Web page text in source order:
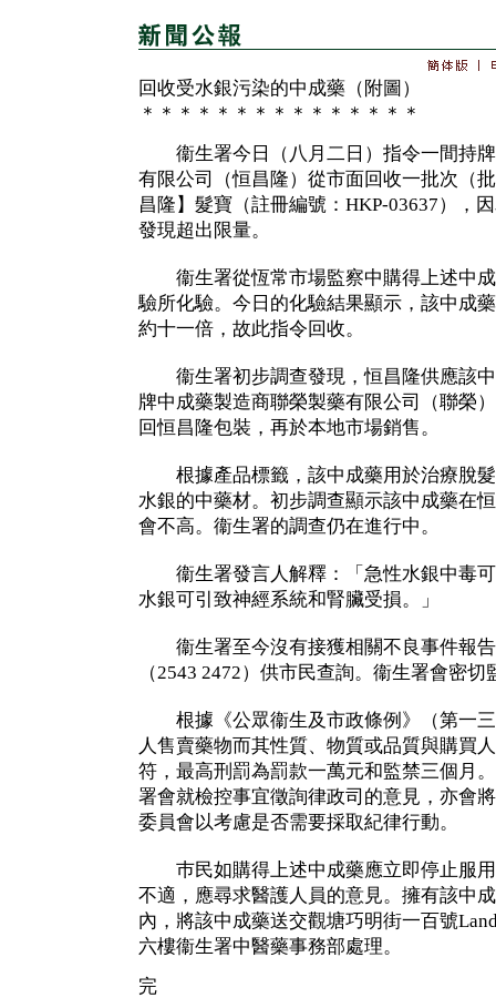
回收受水銀污染的中成藥（附圖）
＊＊＊＊＊＊＊＊＊＊＊＊＊＊＊
衞生署今日（八月二日）指令一間持牌
有限公司（恒昌隆）從市面回收一批次（
昌隆】髮寶（註冊編號：HKP-03637），
發現超出限量。
衞生署從恆常市場監察中購得上述中成
驗所化驗。今日的化驗結果顯示，該中成
約十一倍，故此指令回收。
衞生署初步調查發現，恒昌隆供應該中
牌中成藥製造商聯榮製藥有限公司（聯榮
回恒昌隆包裝，再於本地市場銷售。
根據產品標籤，該中成藥用於治療脫髮
水銀的中藥材。初步調查顯示該中成藥在
會不高。衞生署的調查仍在進行中。
衞生署發言人解釋：「急性水銀中毒可
水銀可引致神經系統和腎臟受損。」
衞生署至今沒有接獲相關不良事件報告
（2543 2472）供市民查詢。衞生署會密
根據《公眾衞生及市政條例》（第一三
人售賣藥物而其性質、物質或品質與購買
符，最高刑罰為罰款一萬元和監禁三個月
署會就檢控事宜徵詢律政司的意見，亦會
委員會以考慮是否需要採取紀律行動。
巿民如購得上述中成藥應立即停止服用
不適，應尋求醫護人員的意見。擁有該中
內，將該中成藥送交觀塘巧明街一百號
六樓衞生署中醫藥事務部處理。
完